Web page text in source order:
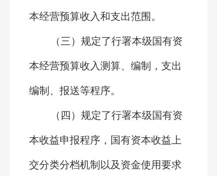
本经营预算收入和支出范围。
（三）规定了行署本级国有资
本经营预算收入测算、编制，支出
编制、报送等程序。
（四）规定了行署本级国有资
本收益申报程序，国有资本收益上
交分类分档机制以及资金使用要求